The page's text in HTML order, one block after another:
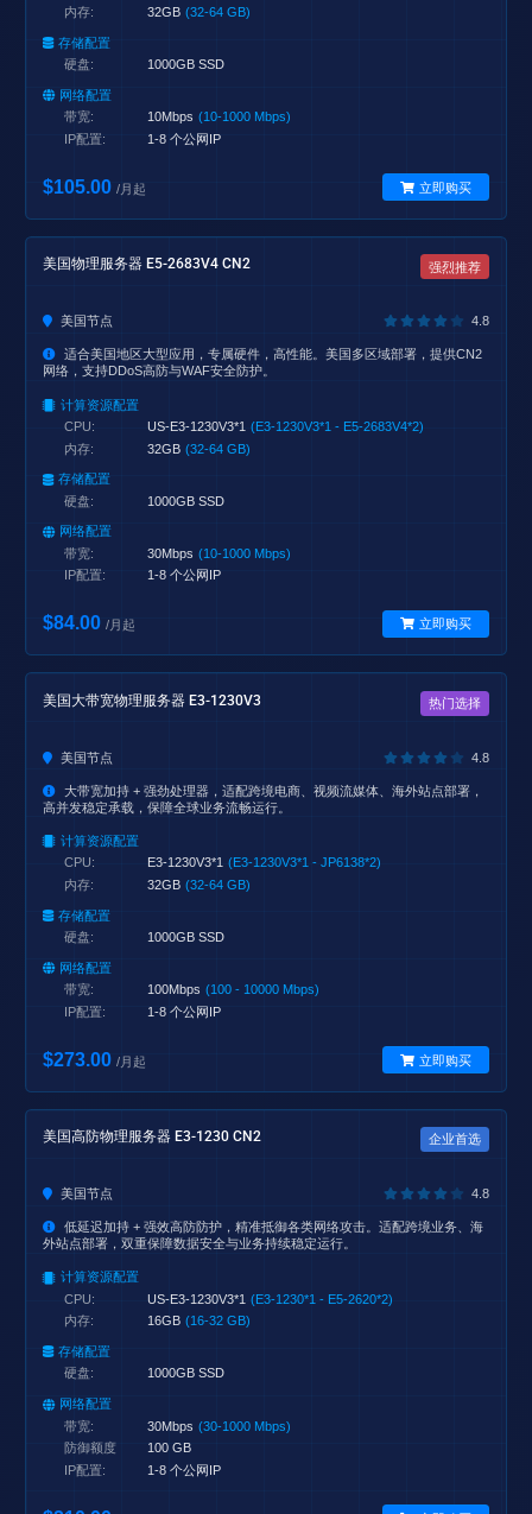
内存:
32GB (32-64 GB)
存储配置
硬盘:
1000GB SSD
网络配置
带宽:
10Mbps (10-1000 Mbps)
IP配置:
1-8 个公网IP
$105.00 /月起 立即购买
美国物理服务器 E5-2683V4 CN2 强烈推荐
美国节点 4.8
适合美国地区大型应用，专属硬件，高性能。美国多区域部署，提供CN2
网络，支持DDoS高防与WAF安全防护。
计算资源配置
CPU:
US-E3-1230V3*1 (E3-1230V3*1 - E5-2683V4*2)
内存:
32GB (32-64 GB)
存储配置
硬盘:
1000GB SSD
网络配置
带宽:
30Mbps (10-1000 Mbps)
IP配置:
1-8 个公网IP
$84.00 /月起 立即购买
美国大带宽物理服务器 E3-1230V3 热门选择
美国节点 4.8
大带宽加持 + 强劲处理器，适配跨境电商、视频流媒体、海外站点部署，
高并发稳定承载，保障全球业务流畅运行。
计算资源配置
CPU:
E3-1230V3*1 (E3-1230V3*1 - JP6138*2)
内存:
32GB (32-64 GB)
存储配置
硬盘:
1000GB SSD
网络配置
带宽:
100Mbps (100 - 10000 Mbps)
IP配置:
1-8 个公网IP
$273.00 /月起 立即购买
美国高防物理服务器 E3-1230 CN2 企业首选
美国节点 4.8
低延迟加持 + 强效高防防护，精准抵御各类网络攻击。适配跨境业务、海
外站点部署，双重保障数据安全与业务持续稳定运行。
计算资源配置
CPU:
US-E3-1230V3*1 (E3-1230*1 - E5-2620*2)
内存:
16GB (16-32 GB)
存储配置
硬盘:
1000GB SSD
网络配置
带宽:
30Mbps (30-1000 Mbps)
防御额度
100 GB
IP配置:
1-8 个公网IP